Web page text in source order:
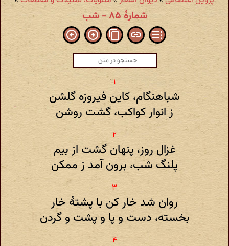
شمارهٔ ۸۵ - شب
شباهنگام، کاین فیروزه گلشن
ز انوار کواکب، گشت روشن
غزال روز، پنهان گشت از بیم
پلنگ شب، برون آمد ز ممکن
روان شد خار کن با پشتهٔ خار
بخسته، دست و پا و پشت و گردن